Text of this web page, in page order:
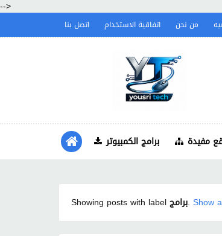
-->
اتصل بنا اتفاقية الاستخدام من نحن
برامج الكمبيوتر مفيدة
Showing posts with labelبرامج. Show